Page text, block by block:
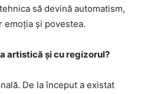
să devină automatism,
emoția și povestea.
artistică și cu regizorul?
De la început a existat